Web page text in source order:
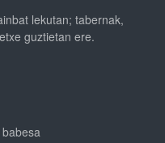
lekutan; tabernak,
guztietan ere.